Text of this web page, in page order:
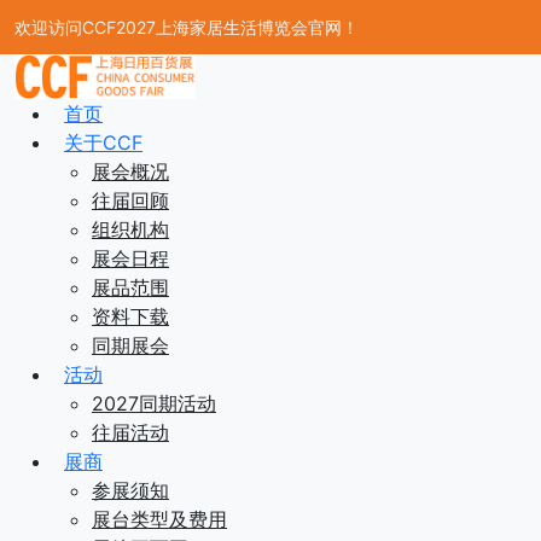
欢迎访问CCF2027上海家居生活博览会官网！
首页
关于CCF
展会概况
往届回顾
组织机构
展会日程
展品范围
资料下载
同期展会
活动
2027同期活动
往届活动
展商
参展须知
展台类型及费用